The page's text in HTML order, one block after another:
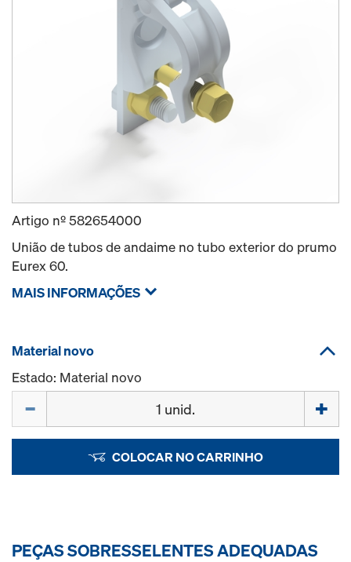
Artigo nº582654000
União de tubos de andaime no tubo exterior do prumo
Eurex 60.
MAIS INFORMAÇÕES
Material novo
Estado: Material novo
COLOCAR NO CARRINHO
PEÇAS SOBRESSELENTES ADEQUADAS